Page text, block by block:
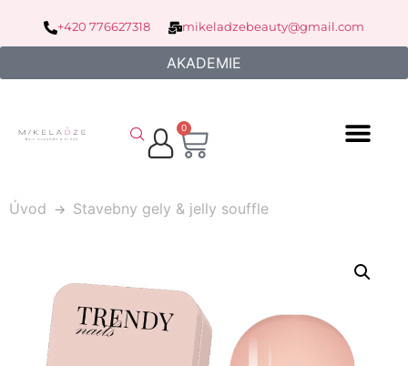
+420 776627318 mikeladzebeauty@gmail.com
AKADEMIE
0
Úvod Stavebny gely & jelly souffle